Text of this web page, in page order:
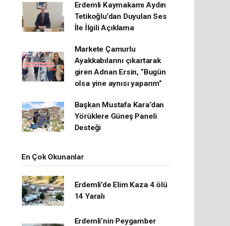
Erdemli Kaymakamı Aydın
Tetikoğlu’dan Duyulan Ses
İle İlgili Açıklama
Markete Çamurlu
Ayakkabılarını çıkartarak
giren Adnan Ersin, “Bugün
olsa yine aynısı yaparım”
Başkan Mustafa Kara’dan
Yörüklere Güneş Paneli
Desteği
En Çok Okunanlar
Erdemli’de Elim Kaza 4 ölü
14 Yaralı
Erdemli’nin Peygamber